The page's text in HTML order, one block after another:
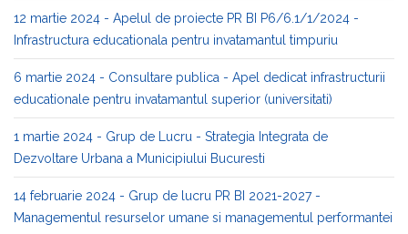
12 martie 2024 - Apelul de proiecte PR BI P6/6.1/1/2024 -
Infrastructura educationala pentru invatamantul timpuriu
6 martie 2024 - Consultare publica - Apel dedicat infrastructurii
educationale pentru invatamantul superior (universitati)
1 martie 2024 - Grup de Lucru - Strategia Integrata de
Dezvoltare Urbana a Municipiului Bucuresti
14 februarie 2024 - Grup de lucru PR BI 2021-2027 -
Managementul resurselor umane si managementul performantei